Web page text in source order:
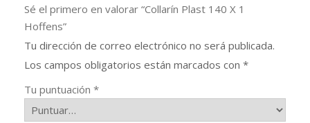
Sé el primero en valorar “Collarín Plast 140 X 1
Hoffens”
Tu dirección de correo electrónico no será publicada.
Los campos obligatorios están marcados con *
Tu puntuación *